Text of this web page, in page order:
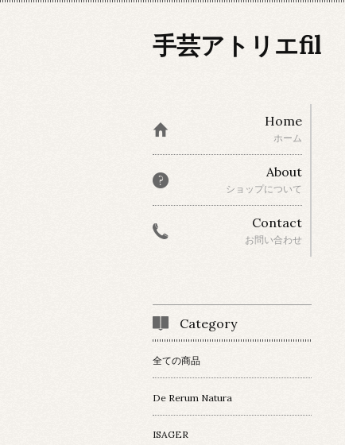
手芸アトリエfil
Home
ホーム
About
ショップについて
Contact
お問い合わせ
Category
全ての商品
De Rerum Natura
ISAGER